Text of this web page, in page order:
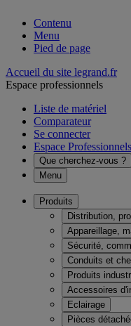
Contenu
Menu
Pied de page
Accueil du site legrand.fr
Espace professionnels
Liste de matériel
Comparateur
Se connecter
Espace Professionnels
Que cherchez-vous ?
Menu
Produits
Distribution,
Appareillage,
Sécurité,
Conduits et
Produits
Accessoires
Eclairage
Pièces